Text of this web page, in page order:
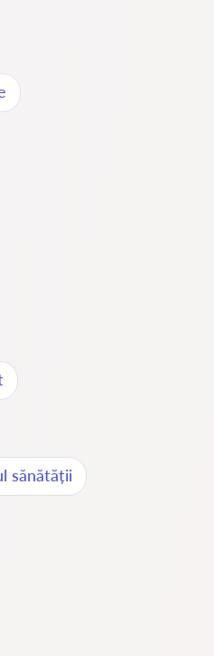
sănătății